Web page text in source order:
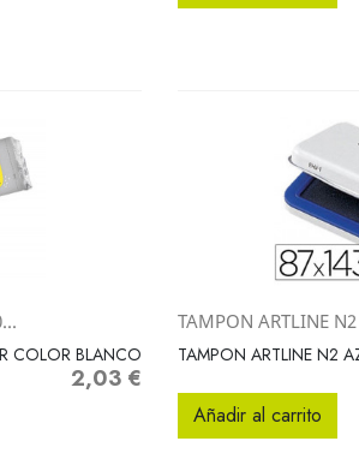
COLOR BLANCO
Precio
2,03 €

TAMPON ARTLINE
TAMPON ARTLINE N2
Añadir al carrito